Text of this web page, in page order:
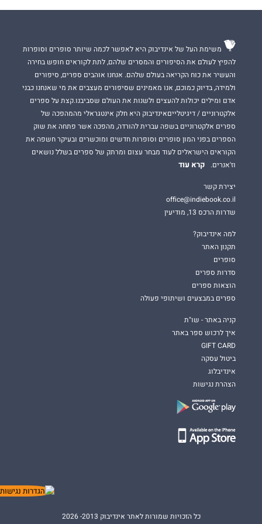
שקיים בנו! ממליצה בחום על ספר זה, הנקרא על ידי מבוגרים ולטעמי
מתאים גם לבני נוער.״
שרית פלד
משימת העל של אינדיבוק היא לאפשר לכמה שיותר סופרים וסופרות
להפיץ לעולם את הסיפורים והמסרים שלהם, לתת לקוראים חופש בחירה
והעשיר את כוח הקריאה בעולם שלהם. אנחנו אוהבים ספרים, סיפורים
ולמידה, בדיוק כמוכם, אנו מאמינים שסיפורים מעצבים את מי שאנחנו כבני
אדם ומילים יכולות להעצים ולשנות את העולם שסביבנו.קצת על ספרים
אלקטרוניים / דיגיטלייםאינדיבוק היא חלק אינטגראלי מהמהפכה של
ספרים אלקטרוניים בשפה עברית להורדה, מהפכה אשר פתחה את שוק
הספרים בפני המון סופרים וסופרות חדשים ומוכשרים ובעיקר חשפה את
הקוראים הישראלים לעוד מבחר עצום ומרתק של ספרים בשלל נושאים
וז'אנרים.
קרא עוד
יצירת קשר
office@indiebook.co.il
שדרות הרכס 13, מודיעין
למה אינדיבוק?
תקנון האתר
סופרים
סדרות ספרים
הוצאות ספרים
ספרים במבצעים ושיתופי פעולה
קניה באתר - שו"ת
איך לרכוש ספר באתר
GIFT CARD
ביטול עסקה
אינדיבלוג
הצהרת נגישות
כל הזכויות שמורות לאתר אינדיבוק 2013- 2026